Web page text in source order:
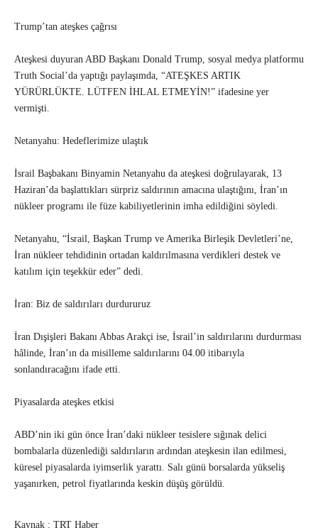
Trump’tan ateşkes çağrısı
Ateşkesi duyuran ABD Başkanı Donald Trump, sosyal medya platformu
Truth Social’da yaptığı paylaşımda, “ATEŞKES ARTIK
YÜRÜRLÜKTE. LÜTFEN İHLAL ETMEYİN!” ifadesine yer
vermişti.
Netanyahu: Hedeflerimize ulaştık
İsrail Başbakanı Binyamin Netanyahu da ateşkesi doğrulayarak, 13
Haziran’da başlattıkları sürpriz saldırının amacına ulaştığını, İran’ın
nükleer programı ile füze kabiliyetlerinin imha edildiğini söyledi.
Netanyahu, “İsrail, Başkan Trump ve Amerika Birleşik Devletleri’ne,
İran nükleer tehdidinin ortadan kaldırılmasına verdikleri destek ve
katılım için teşekkür eder” dedi.
İran: Biz de saldırıları durdururuz
İran Dışişleri Bakanı Abbas Arakçi ise, İsrail’in saldırılarını durdurması
hâlinde, İran’ın da misilleme saldırılarını 04.00 itibarıyla
sonlandıracağını ifade etti.
Piyasalarda ateşkes etkisi
ABD’nin iki gün önce İran’daki nükleer tesislere sığınak delici
bombalarla düzenlediği saldırıların ardından ateşkesin ilan edilmesi,
küresel piyasalarda iyimserlik yarattı. Salı günü borsalarda yükseliş
yaşanırken, petrol fiyatlarında keskin düşüş görüldü.
Kaynak : TRT Haber